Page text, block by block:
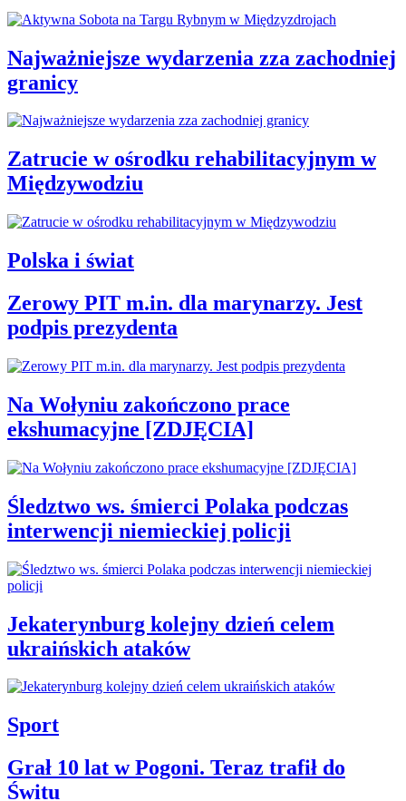
Najważniejsze wydarzenia zza zachodniej
granicy
Zatrucie w ośrodku rehabilitacyjnym w
Międzywodziu
Polska i świat
Zerowy PIT m.in. dla marynarzy. Jest
podpis prezydenta
Na Wołyniu zakończono prace
ekshumacyjne [ZDJĘCIA]
Śledztwo ws. śmierci Polaka podczas
interwencji niemieckiej policji
Jekaterynburg kolejny dzień celem
ukraińskich ataków
Sport
Grał 10 lat w Pogoni. Teraz trafił do
Świtu